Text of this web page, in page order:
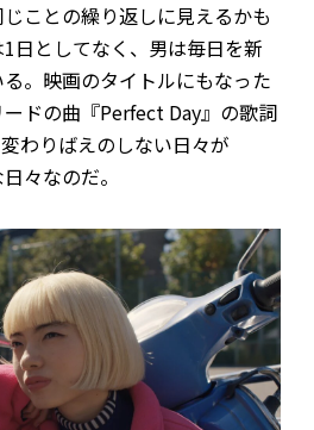
ことの繰り返しに見えるかも
日としてなく、男は毎日を新
。映画のタイトルにもなった
ドの曲『Perfect Day』の歌詞
わりばえのしない日々が
々なのだ。